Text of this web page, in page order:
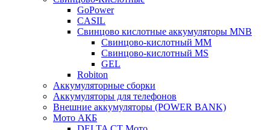
GoPower
CASIL
Свинцово кислотные аккумуляторы MNB
Cвинцово-кислотный MM
Cвинцово-кислотный MS
GEL
Robiton
Аккумуляторные сборки
Аккумуляторы для телефонов
Внешние аккумуляторы (POWER BANK)
Мото АКБ